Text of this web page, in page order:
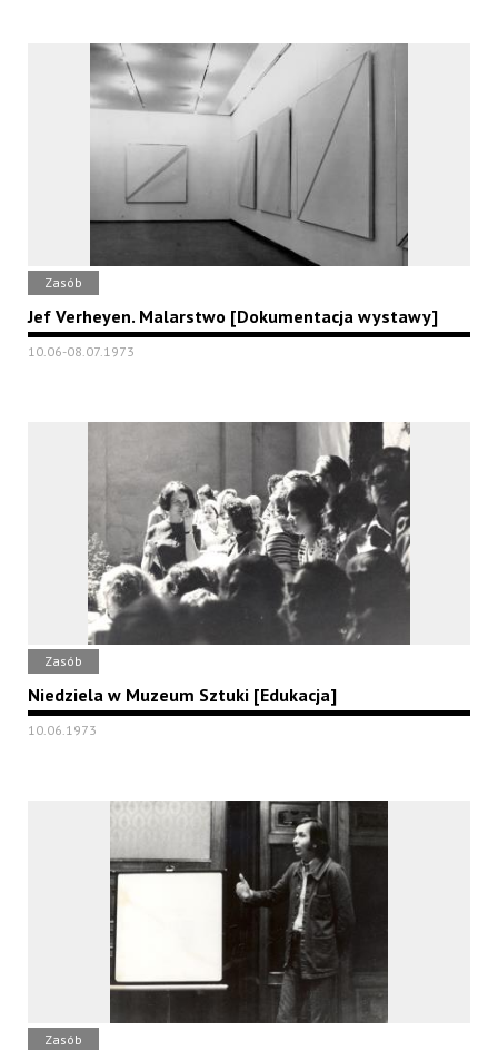
Zasób
Jef Verheyen. Malarstwo [Dokumentacja wystawy]
10.06-08.07.1973
Zasób
Niedziela w Muzeum Sztuki [Edukacja]
10.06.1973
Zasób